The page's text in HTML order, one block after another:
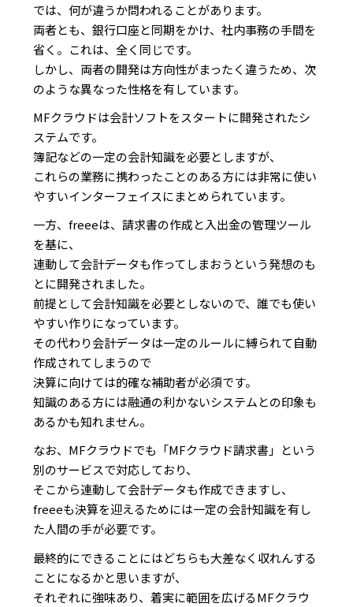
では、何が違うか問われることがあります。
両者とも、銀行口座と同期をかけ、社内事務の手間を
省く。これは、全く同じです。
しかし、両者の開発は方向性がまったく違うため、次
のような異なった性格を有しています。
MFクラウドは会計ソフトをスタートに開発されたシ
ステムです。
簿記などの一定の会計知識を必要としますが、
これらの業務に携わったことのある方には非常に使い
やすいインターフェイスにまとめられています。
一方、freeeは、請求書の作成と入出金の管理ツール
を基に、
連動して会計データも作ってしまおうという発想のも
とに開発されました。
前提として会計知識を必要としないので、誰でも使い
やすい作りになっています。
その代わり会計データは一定のルールに縛られて自動
作成されてしまうので
決算に向けては的確な補助者が必須です。
知識のある方には融通の利かないシステムとの印象も
あるかも知れません。
なお、MFクラウドでも「MFクラウド請求書」という
別のサービスで対応しており、
そこから連動して会計データも作成できますし、
freeeも決算を迎えるためには一定の会計知識を有し
た人間の手が必要です。
最終的にできることにはどちらも大差なく収れんする
ことになるかと思いますが、
それぞれに強味あり、着実に範囲を広げるMFクラウ